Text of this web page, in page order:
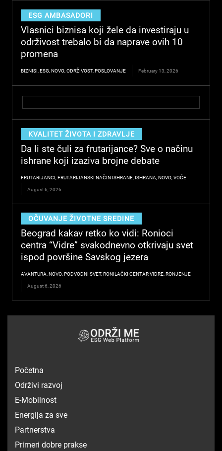
ESG AMBASADORI
Vlasnici biznisa koji žele da investiraju u
održivost trebalo bi da naprave ovih 10
promena
BIZNISI,ESG,NOVO,ODRŽIVOST,POSLOVANJE February 13, 2026
KVALITET ŽIVOTA I ZDRAVLJE
Da li ste čuli za frutarijance? Sve o načinu
ishrane koji izaziva brojne debate
FRUTARIJANCI,FRUTARIJANSKI NAČIN ISHRANE,ISHRANA,NOVO,VOĆE
August 6, 2026
OČUVANJE ŽIVOTNE SREDINE
Beograd kakav retko ko vidi: Ronioci
centra “Vidre” svakodnevno otkrivaju svet
ispod površine Savskog jezera
AVANTURA,NOVO,PODVODNI SVET,RONILAČKI CENTAR VIDRE,RONJENJE
August 6, 2026
Početna
Održivi razvoj
E-Mobilnost
Energija za sve
Partnerstva
Primeri dobre prakse